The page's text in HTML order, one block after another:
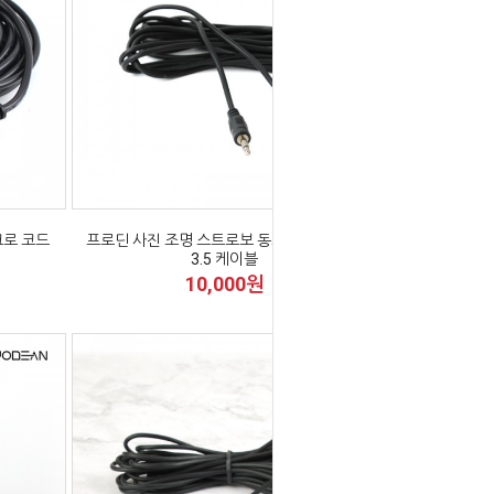
코드
프로딘 사진 조명 스트로보 동조 싱크로 코드
3.5 케이블
10,000원